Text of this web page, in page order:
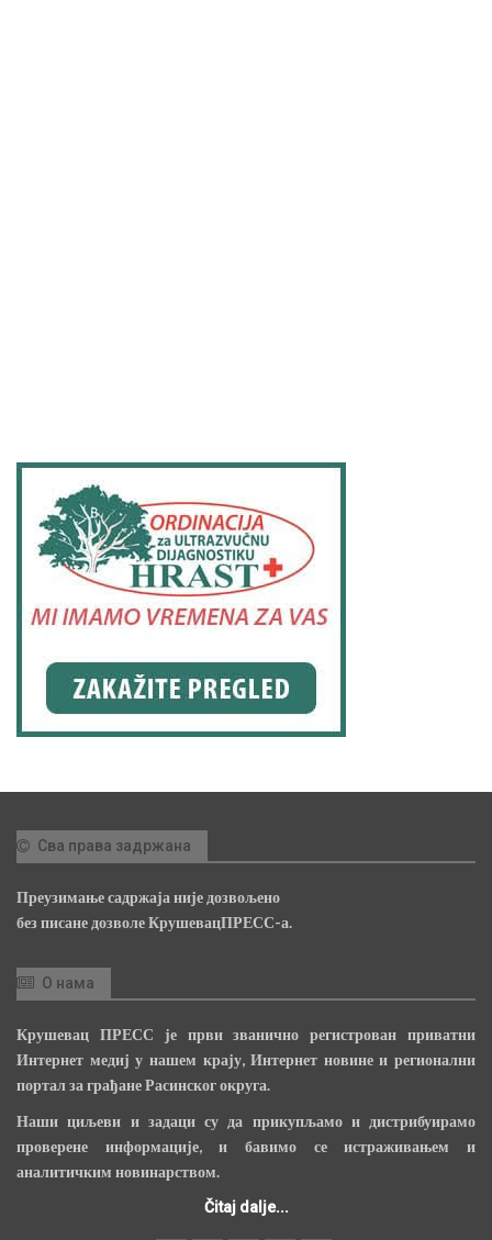
Сва права задржана
Преузимање садржаја није дозвољено
без писане дозволе КрушевацПРЕСС-а.
О нама
Крушевац ПРЕСС је први званично регистрован приватни
Интернет медиј у нашем крају, Интернет новине и регионални
портал за грађане Расинског округа.
Наши циљеви и задаци су да прикупљамо и дистрибуирамо
проверене информације, и бавимо се истраживањем и
аналитичким новинарством.
Čitaj dalje...